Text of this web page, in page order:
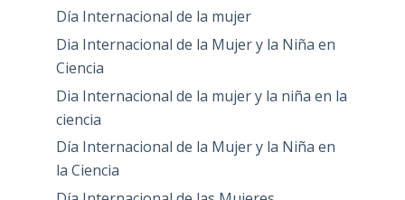
Día Internacional de la mujer
Dia Internacional de la Mujer y la Niña en
Ciencia
Dia Internacional de la mujer y la niña en la
ciencia
Día Internacional de la Mujer y la Niña en
la Ciencia